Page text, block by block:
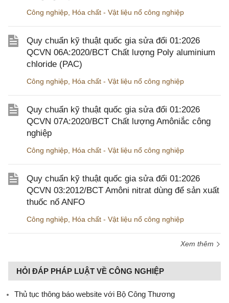
Công nghiệp Hóa chất - Vật liệu nổ công nghiệp
Quy chuẩn kỹ thuật quốc gia sửa đổi 01:2026
QCVN 06A:2020/BCT Chất lượng Poly aluminium
chloride (PAC)
Công nghiệp Hóa chất - Vật liệu nổ công nghiệp
Quy chuẩn kỹ thuật quốc gia sửa đổi 01:2026
QCVN 07A:2020/BCT Chất lượng Amôniắc công
nghiệp
Công nghiệp Hóa chất - Vật liệu nổ công nghiệp
Quy chuẩn kỹ thuật quốc gia sửa đổi 01:2026
QCVN 03:2012/BCT Amôni nitrat dùng để sản xuất
thuốc nổ ANFO
Công nghiệp Hóa chất - Vật liệu nổ công nghiệp
Xem thêm
HỎI ĐÁP PHÁP LUẬT VỀ CÔNG NGHIỆP
Thủ tục thông báo website với Bộ Công Thương